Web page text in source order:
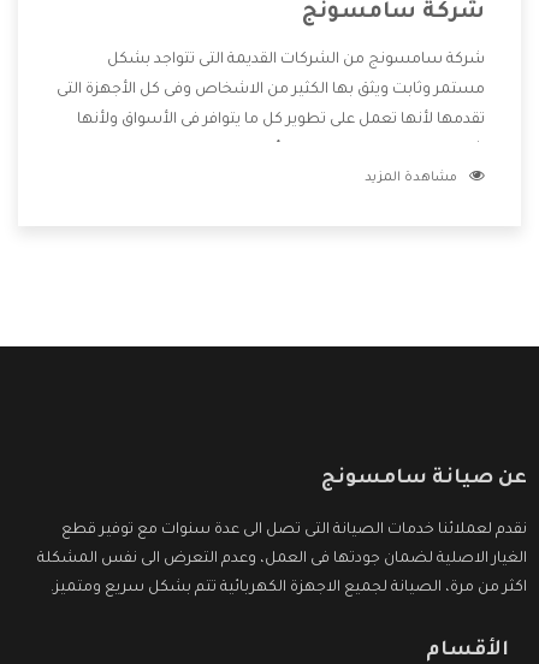
شركة سامسونج
شركة سامسونج من الشركات القديمة التى تتواجد بشكل
مستمر وثابت ويثق بها الكثير من الاشخاص وفى كل الأجهزة التى
تقدمها لأنها تعمل على تطوير كل ما يتوافر فى الأسواق ولأنها
المنتجات وتقدم للعملاء أقوى العروض والخصومات التى تسهل
مشاهدة المزيد
عن صيانة سامسونج
نقدم لعملائنا خدمات الصيانة التى تصل الى عدة سنوات مع توفير قطع
الغيار الاصلية لضمان جودتها فى العمل، وعدم التعرض الى نفس المشكلة
اكثر من مرة، الصيانة لجميع الاجهزة الكهربائية تتم بشكل سريع ومتميز.
الأقسام